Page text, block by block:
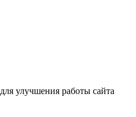
для улучшения работы сайта